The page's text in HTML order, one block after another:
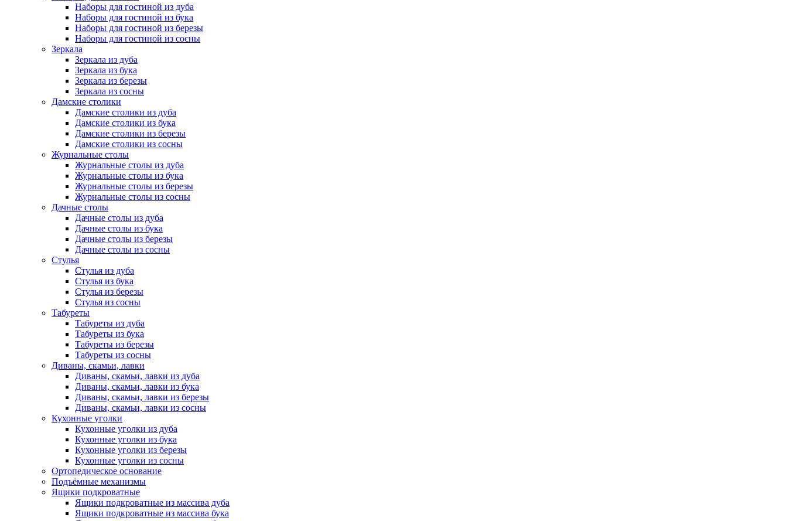
Наборы для гостиной из дуба
Наборы для гостиной из бука
Наборы для гостиной из березы
Наборы для гостиной из сосны
Зеркала
Зеркала из дуба
Зеркала из бука
Зеркала из березы
Зеркала из сосны
Дамские столики
Дамские столики из дуба
Дамские столики из бука
Дамские столики из березы
Дамские столики из сосны
Журнальные столы
Журнальные столы из дуба
Журнальные столы из бука
Журнальные столы из березы
Журнальные столы из сосны
Дачные столы
Дачные столы из дуба
Дачные столы из бука
Дачные столы из березы
Дачные столы из сосны
Стулья
Стулья из дуба
Стулья из бука
Стулья из березы
Стулья из сосны
Табуреты
Табуреты из дуба
Табуреты из бука
Табуреты из березы
Табуреты из сосны
Диваны, скамьи, лавки
Диваны, скамьи, лавки из дуба
Диваны, скамьи, лавки из бука
Диваны, скамьи, лавки из березы
Диваны, скамьи, лавки из сосны
Кухонные уголки
Кухонные уголки из дуба
Кухонные уголки из бука
Кухонные уголки из березы
Кухонные уголки из сосны
Ортопедическое основание
Подъёмные механизмы
Ящики подкроватные
Ящики подкроватные из массива дуба
Ящики подкроватные из массива бука